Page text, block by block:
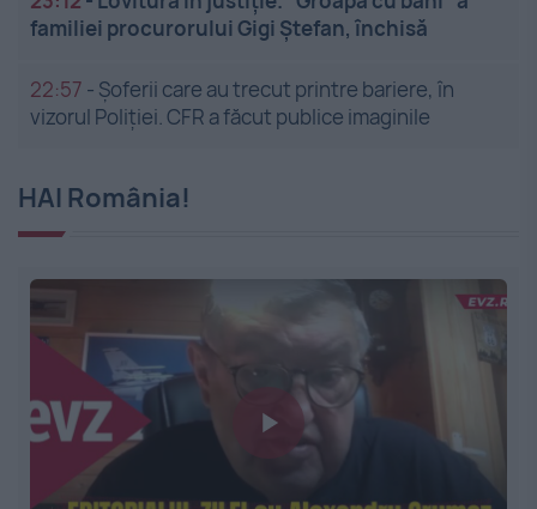
familiei procurorului Gigi Ștefan, închisă
22:57 - Șoferii care au trecut printre bariere, în
vizorul Poliției. CFR a făcut publice imaginile
HAI România!